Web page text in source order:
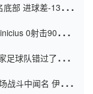
部 进球差-13令人
0射击90分钟
足球队错过了世界
战斗中闻名 伊万放